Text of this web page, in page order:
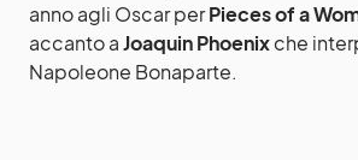
anno agli Oscar perPieces of a
accanto aJoaquinPhoenixche
Napoleone Bonaparte.